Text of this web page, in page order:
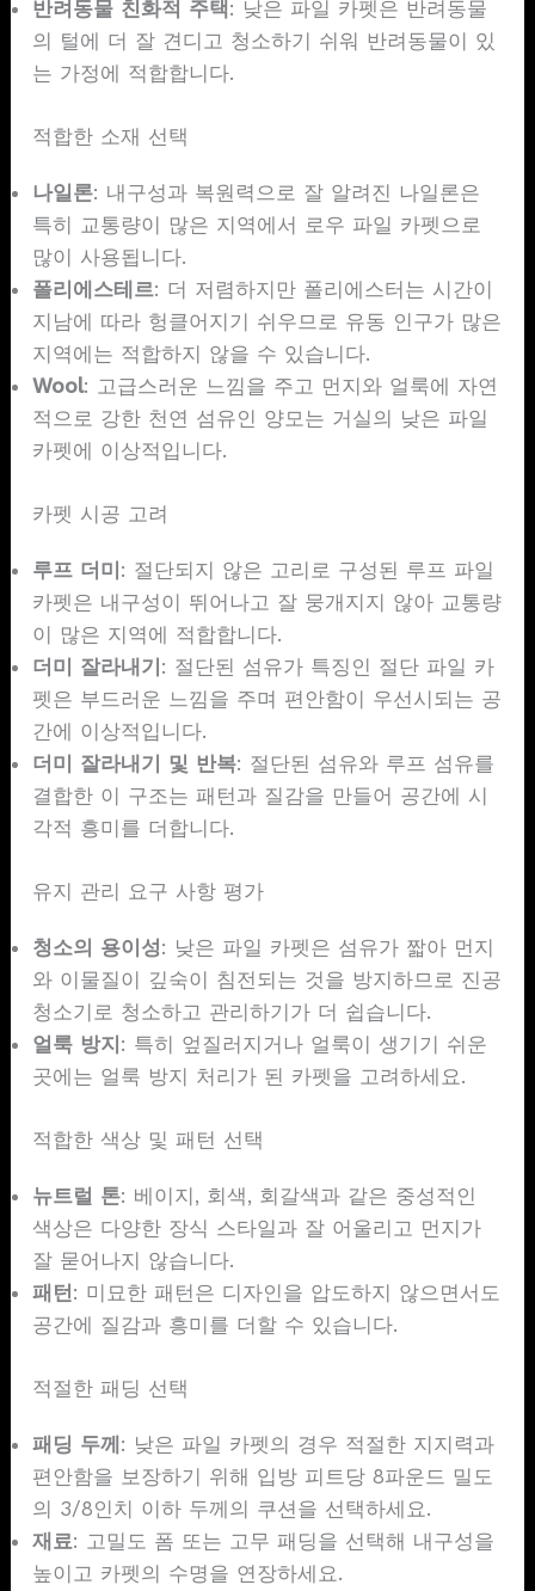
반려동물 친화적 주택 : 낮은 파일 카펫은 반려동물
의 털에 더 잘 견디고 청소하기 쉬워 반려동물이 있
는 가정에 적합합니다.
적합한 소재 선택
나일론: 내구성과 복원력으로 잘 알려진 나일론은
특히 교통량이 많은 지역에서 로우 파일 카펫으로
많이 사용됩니다.
폴리에스테르: 더 저렴하지만 폴리에스터는 시간이
지남에 따라 헝클어지기 쉬우므로 유동 인구가 많은
지역에는 적합하지 않을 수 있습니다.
Wool: 고급스러운 느낌을 주고 먼지와 얼룩에 자연
적으로 강한 천연 섬유인 양모는 거실의 낮은 파일
카펫에 이상적입니다.
카펫 시공 고려
루프 더미 : 절단되지 않은 고리로 구성된 루프 파일
카펫은 내구성이 뛰어나고 잘 뭉개지지 않아 교통량
이 많은 지역에 적합합니다.
더미 잘라내기 : 절단된 섬유가 특징인 절단 파일 카
펫은 부드러운 느낌을 주며 편안함이 우선시되는 공
간에 이상적입니다.
더미 잘라내기 및 반복: 절단된 섬유와 루프 섬유를
결합한 이 구조는 패턴과 질감을 만들어 공간에 시
각적 흥미를 더합니다.
유지 관리 요구 사항 평가
청소의 용이성: 낮은 파일 카펫은 섬유가 짧아 먼지
와 이물질이 깊숙이 침전되는 것을 방지하므로 진공
청소기로 청소하고 관리하기가 더 쉽습니다.
얼룩 방지 : 특히 엎질러지거나 얼룩이 생기기 쉬운
곳에는 얼룩 방지 처리가 된 카펫을 고려하세요.
적합한 색상 및 패턴 선택
뉴트럴 톤: 베이지, 회색, 회갈색과 같은 중성적인
색상은 다양한 장식 스타일과 잘 어울리고 먼지가
잘 묻어나지 않습니다.
패턴: 미묘한 패턴은 디자인을 압도하지 않으면서도
공간에 질감과 흥미를 더할 수 있습니다.
적절한 패딩 선택
패딩 두께 : 낮은 파일 카펫의 경우 적절한 지지력과
편안함을 보장하기 위해 입방 피트당 8파운드 밀도
의 3/8인치 이하 두께의 쿠션을 선택하세요.
재료: 고밀도 폼 또는 고무 패딩을 선택해 내구성을
높이고 카펫의 수명을 연장하세요.